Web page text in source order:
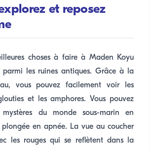
et reposez
choses à faire à Maden Koyu
les ruines antiques. Grâce à la
vous pouvez facilement voir les
et les amphores. Vous pouvez
du monde sous-marin en
en apnée. La vue au coucher
les rouges qui se reflètent dans la